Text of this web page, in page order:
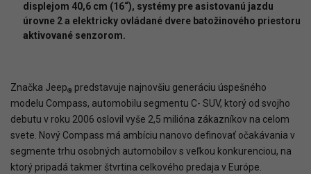
displejom 40,6 cm (16“), systémy pre asistovanú jazdu
úrovne 2 a elektricky ovládané dvere batožinového priestoru
aktivované senzorom.
Značka Jeep® predstavuje najnovšiu generáciu úspešného
modelu Compass, automobilu segmentu C- SUV, ktorý od svojho
debutu v roku 2006 oslovil vyše 2,5 milióna zákazníkov na celom
svete. Nový Compass má ambíciu nanovo definovať očakávania v
segmente trhu osobných automobilov s veľkou konkurenciou, na
ktorý pripadá takmer štvrtina celkového predaja v Európe.